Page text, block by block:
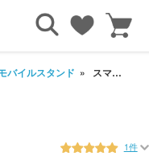
バイルスタンド スマホスタンドキーホルダー
1件